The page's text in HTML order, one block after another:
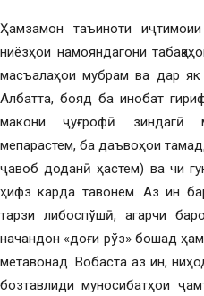
Ҳамзамон таъиноти
ниёзҳои намояндагони
масъалаҳои мубрам ва дар як
Албатта, бояд ба инобат
макони ҷуғрофӣ зиндагӣ
мепарастем, ба даъвоҳои
ҷавоб доданӣ ҳастем) ва чи
ҳифз карда тавонем. Аз ин
тарзи либоспўшӣ, агарчи
начандон «доғи рўз» бошад
метавонад. Вобаста аз ин,
бозтавлиди муносибатҳои